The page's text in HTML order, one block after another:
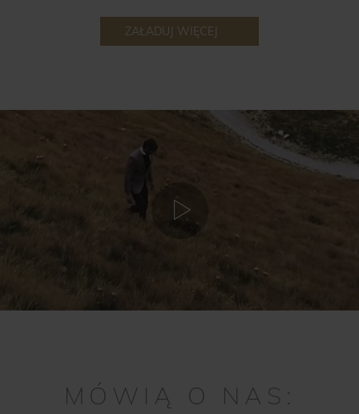
ZAŁADUJ WIĘCEJ
MÓWIĄ O NAS: